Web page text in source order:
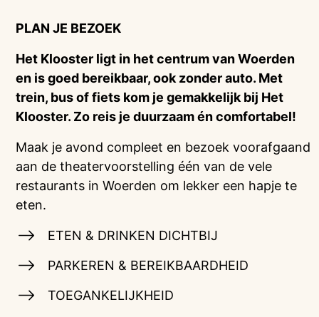
PLAN JE BEZOEK
Het Klooster ligt in het centrum van Woerden
en is goed bereikbaar, ook zonder auto. Met
trein, bus of fiets kom je gemakkelijk bij Het
Klooster. Zo reis je duurzaam én comfortabel!
Maak je avond compleet en bezoek voorafgaand
aan de theatervoorstelling één van de vele
restaurants in Woerden om lekker een hapje te
eten.
ETEN & DRINKEN DICHTBIJ
PARKEREN & BEREIKBAARDHEID
TOEGANKELIJKHEID